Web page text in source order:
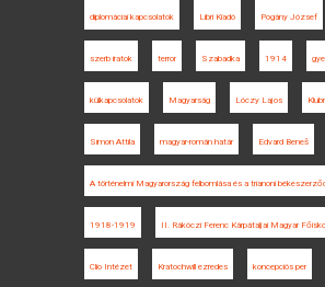
diplomáciai kapcsolatok Libri Kiadó Pogány József
szerb iratok terror Szabadka 1914
külkapcsolatok Magyarság Lóczy Lajos
Simon Attila magyar-román határ Edvard Beneš
A történelmi Magyarország felbomlása és a trianoni
1918-1919 II. Rákóczi Ferenc Kárpátaljai Magyar
Clio Intézet Kratochwill ezredes koncepciós per